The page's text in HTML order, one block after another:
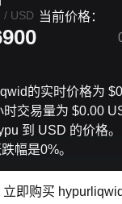
/ USD 当前价格：
的实时价格为
时交易量为 $0.00
到 USD 的价格
幅是0%。
立即购买 hypurliqwid